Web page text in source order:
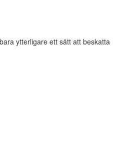
ytterligare ett sätt att beskatta